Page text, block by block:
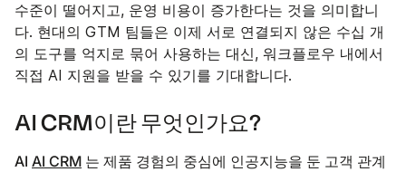
수준이 떨어지고, 운영 비용이 증가한다는 것을 의미합니
다. 현대의 GTM 팀들은 이제 서로 연결되지 않은 수십 개
의 도구를 억지로 묶어 사용하는 대신, 워크플로우 내에서
직접 AI 지원을 받을 수 있기를 기대합니다.
AI CRM이란 무엇인가요?
AI AI CRM 는 제품 경험의 중심에 인공지능을 둔 고객 관계